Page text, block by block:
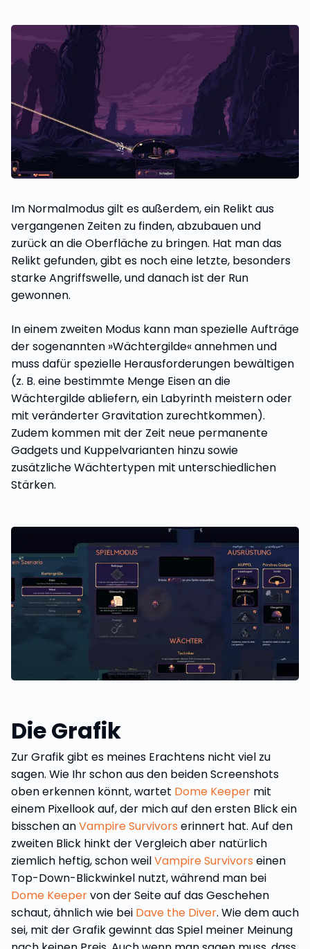
Im Normalmodus gilt es außerdem, ein Relikt aus
vergangenen Zeiten zu finden, abzubauen und
zurück an die Oberfläche zu bringen. Hat man das
Relikt gefunden, gibt es noch eine letzte, besonders
starke Angriffswelle, und danach ist der Run
gewonnen.
In einem zweiten Modus kann man spezielle Aufträge
der sogenannten »Wächtergilde« annehmen und
muss dafür spezielle Herausforderungen bewältigen
(z. B. eine bestimmte Menge Eisen an die
Wächtergilde abliefern, ein Labyrinth meistern oder
mit veränderter Gravitation zurechtkommen).
Zudem kommen mit der Zeit neue permanente
Gadgets und Kuppelvarianten hinzu sowie
zusätzliche Wächtertypen mit unterschiedlichen
Stärken.
Die Grafik
Zur Grafik gibt es meines Erachtens nicht viel zu
sagen. Wie Ihr schon aus den beiden Screenshots
oben erkennen könnt, wartet Dome Keeper mit
einem Pixellook auf, der mich auf den ersten Blick ein
bisschen anVampire Survivors erinnert hat. Auf den
zweiten Blick hinkt der Vergleich aber natürlich
ziemlich heftig, schon weilVampire Survivors einen
Top-Down-Blickwinkel nutzt, während man bei
Dome Keepervon der Seite auf das Geschehen
schaut, ähnlich wie bei Dave the Diver. Wie dem auch
sei, mit der Grafik gewinnt das Spiel meiner Meinung